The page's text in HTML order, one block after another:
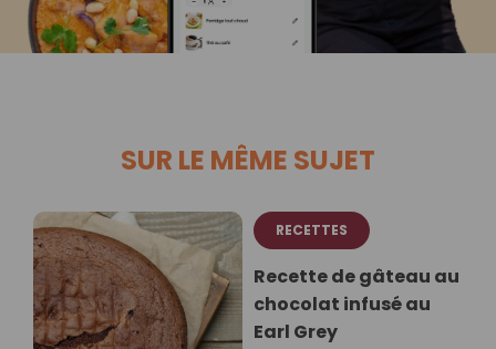
SUR LE MÊME SUJET
RECETTES
Recette de gâteau au
chocolat infusé au
Earl Grey